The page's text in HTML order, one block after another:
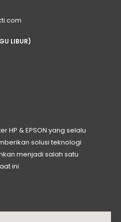
LIBUR)
HP & EPSON yang selalu
solusi teknologi
menjadi salah satu
ini